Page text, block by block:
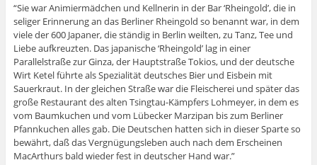
“Sie war Animiermädchen und Kellnerin in der Bar ‘Rheingold’, die in
seliger Erinnerung an das Berliner Rheingold so benannt war, in dem
viele der 600 Japaner, die ständig in Berlin weilten, zu Tanz, Tee und
Liebe aufkreuzten. Das japanische ‘Rheingold’ lag in einer
Parallelstraße zur Ginza, der Hauptstraße Tokios, und der deutsche
Wirt Ketel führte als Spezialität deutsches Bier und Eisbein mit
Sauerkraut. In der gleichen Straße war die Fleischerei und später das
große Restaurant des alten Tsingtau-Kämpfers Lohmeyer, in dem es
vom Baumkuchen und vom Lübecker Marzipan bis zum Berliner
Pfannkuchen alles gab. Die Deutschen hatten sich in dieser Sparte so
bewährt, daß das Vergnügungsleben auch nach dem Erscheinen
MacArthurs bald wieder fest in deutscher Hand war.”